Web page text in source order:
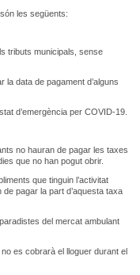
les següents:
tributs municipals, sense
la data de pagament d’alguns
d’emergència per COVID-19.
no hauran de pagar les taxes
que no han pogut obrir.
que tinguin l’activitat
de pagar la part d’aquesta taxa
del mercat ambulant
es cobrarà el lloguer durant el